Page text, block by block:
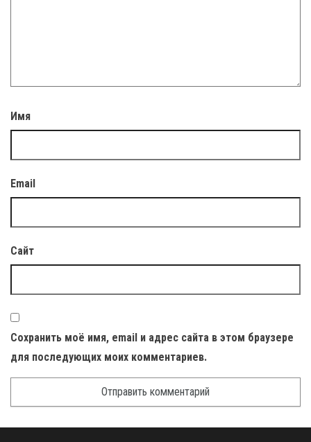
Имя
Email
Сайт
Сохранить моё имя, email и адрес сайта в этом браузере
для последующих моих комментариев.